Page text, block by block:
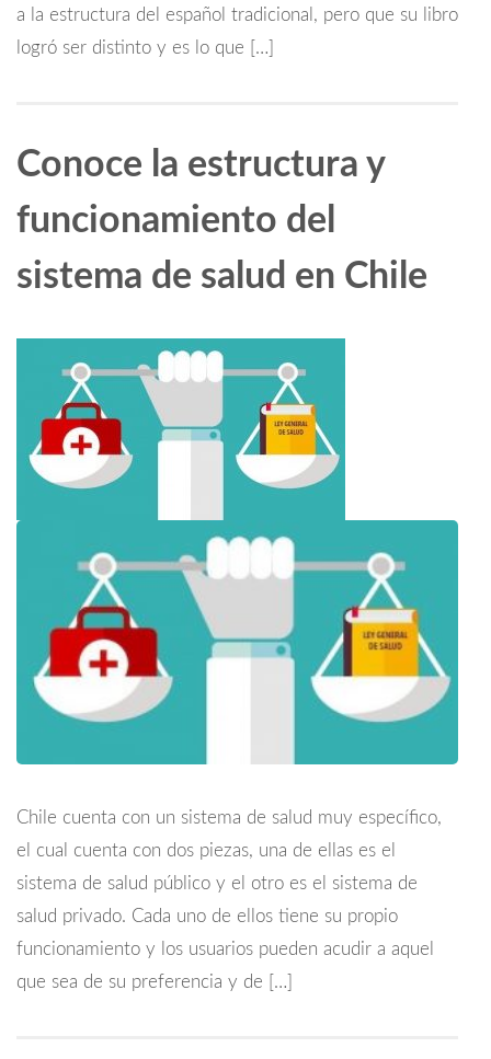
a la estructura del español tradicional, pero que su libro
logró ser distinto y es lo que […]
Conoce la estructura y
funcionamiento del
sistema de salud en Chile
Chile cuenta con un sistema de salud muy específico,
el cual cuenta con dos piezas, una de ellas es el
sistema de salud público y el otro es el sistema de
salud privado. Cada uno de ellos tiene su propio
funcionamiento y los usuarios pueden acudir a aquel
que sea de su preferencia y de […]